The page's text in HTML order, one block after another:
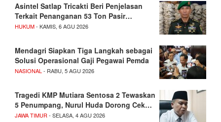
Asintel Satlap Tricakti Beri Penjelasan
Terkait Penanganan 53 Ton Pasir…
HUKUM- KAMIS, 6 AGU 2026
Mendagri Siapkan Tiga Langkah sebagai
Solusi Operasional Gaji Pegawai Pemda
NASIONAL - RABU, 5 AGU 2026
Tragedi KMP Mutiara Sentosa 2 Tewaskan
5 Penumpang, Nurul Huda Dorong Cek…
JAWA TIMUR - SELASA, 4 AGU 2026